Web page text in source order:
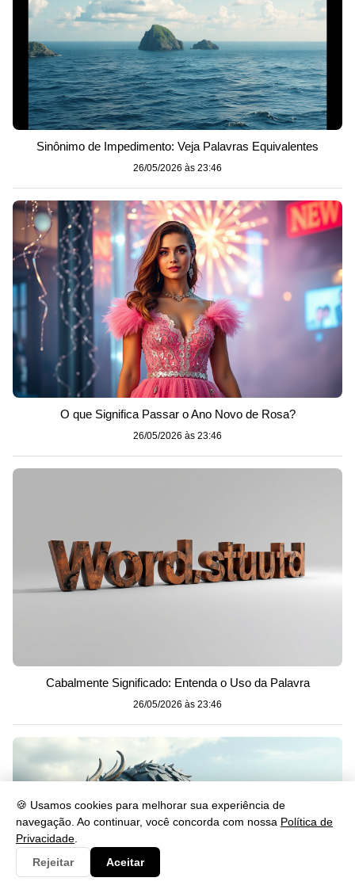
🍪 Usamos cookies para melhorar sua experiência de
navegação. Ao continuar, você concorda com nossa Política de
Privacidade
Rejeitar
Aceitar
Sinônimo de Impedimento: Veja Palavras Equivalentes
26/05/2026 às 23:46
O que Significa Passar o Ano Novo de Rosa?
26/05/2026 às 23:46
Cabalmente Significado: Entenda o Uso da Palavra
26/05/2026 às 23:46